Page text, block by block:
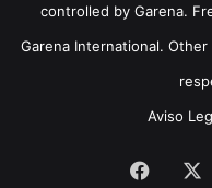
controlled by Garena.
Garena International.
Aviso